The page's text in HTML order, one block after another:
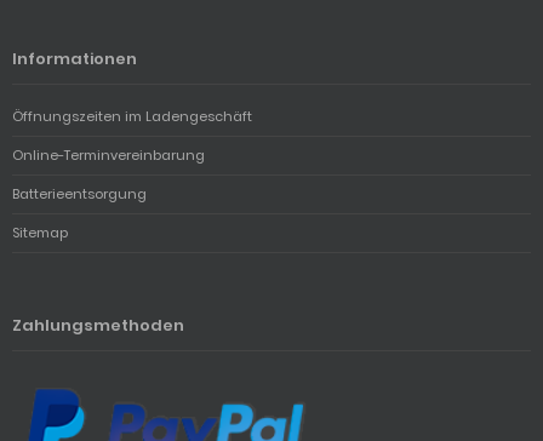
Informationen
Öffnungszeiten im Ladengeschäft
Online-Terminvereinbarung
Batterieentsorgung
Sitemap
Zahlungsmethoden